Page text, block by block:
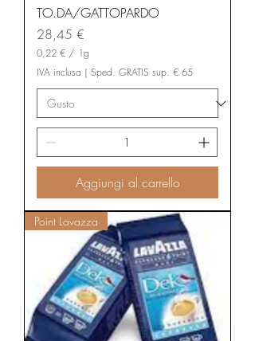
TO.DA/GATTOPARDO
Prezzo
28,45 €
0,22 € / 1g
0
,
2
€
e
r
a
m
IVA inclusa | Sped. GRATIS sup. € 65
Aggiungi al carrello
Point Lavazza